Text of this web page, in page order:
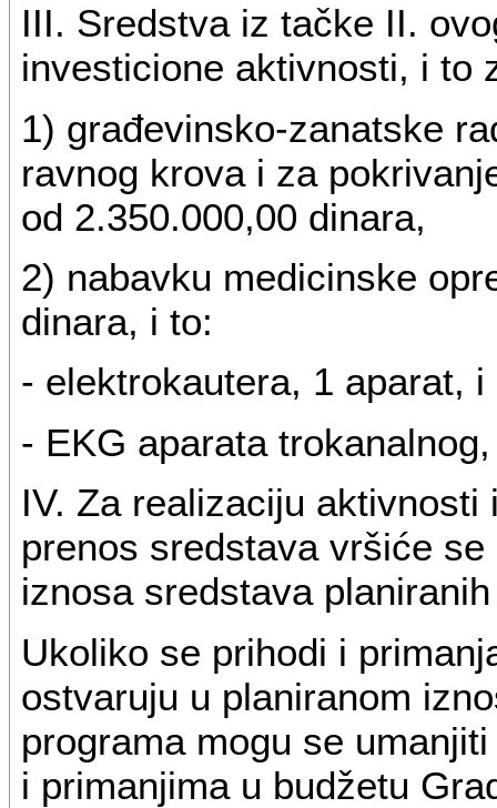
III. Sredstva iz tačke II.
investicione aktivnosti, i to
1) građevinsko-zanatske
ravnog krova i za
od 2.350.000,00 dinara,
2) nabavku medicinske
dinara, i to:
- elektrokautera, 1 aparat, i
- EKG aparata
IV. Za realizaciju
prenos sredstava vršiće
iznosa sredstava
Ukoliko se prihodi i
ostvaruju u planiranom
programa mogu se
i primanjima u budžetu